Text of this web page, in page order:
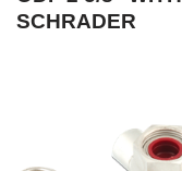
SCHRADER